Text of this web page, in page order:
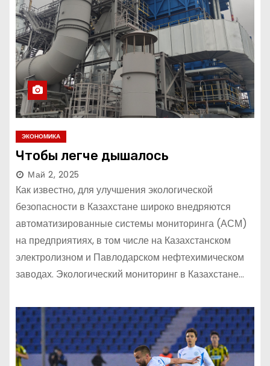
ЭКОНОМИКА
Чтобы легче дышалось
Май 2, 2025
Как известно, для улучшения экологической
безопасности в Казахстане широко внедряются
автоматизированные системы мониторинга (АСМ)
на предприятиях, в том числе на Казахстанском
электролизном и Павлодарском нефтехимическом
заводах. Экологический мониторинг в Казахстане…